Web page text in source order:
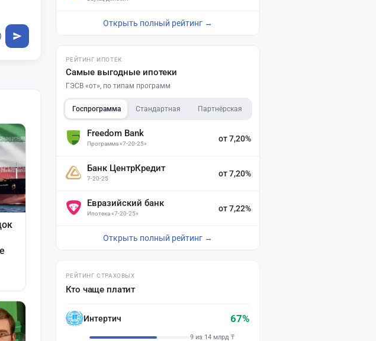
Открыть полный рейтинг →
РЕЙТИНГ ИПОТЕК
Самые выгодные ипотеки
ГЭСВ «от», по типам программ
Госпрограмма Стандартная Партнёрская
Freedom Bank
Программа «7-20-25»
от 7,20%
Банк ЦентрКредит
7-20-25
от 7,20%
Евразийский банк
Ипотека «7-20-25»
от 7,22%
Открыть полный рейтинг →
РЕЙТИНГ СТРАХОВЫХ
Кто чаще платит
Интертич 67%
9 из 14 млрд ₸